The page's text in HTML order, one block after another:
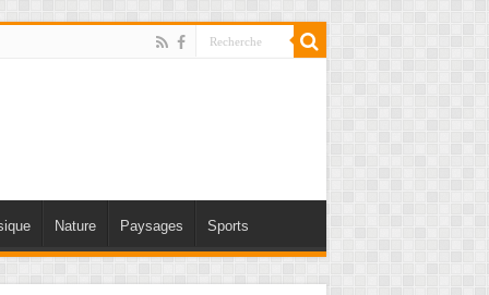
Nature Paysages Sports